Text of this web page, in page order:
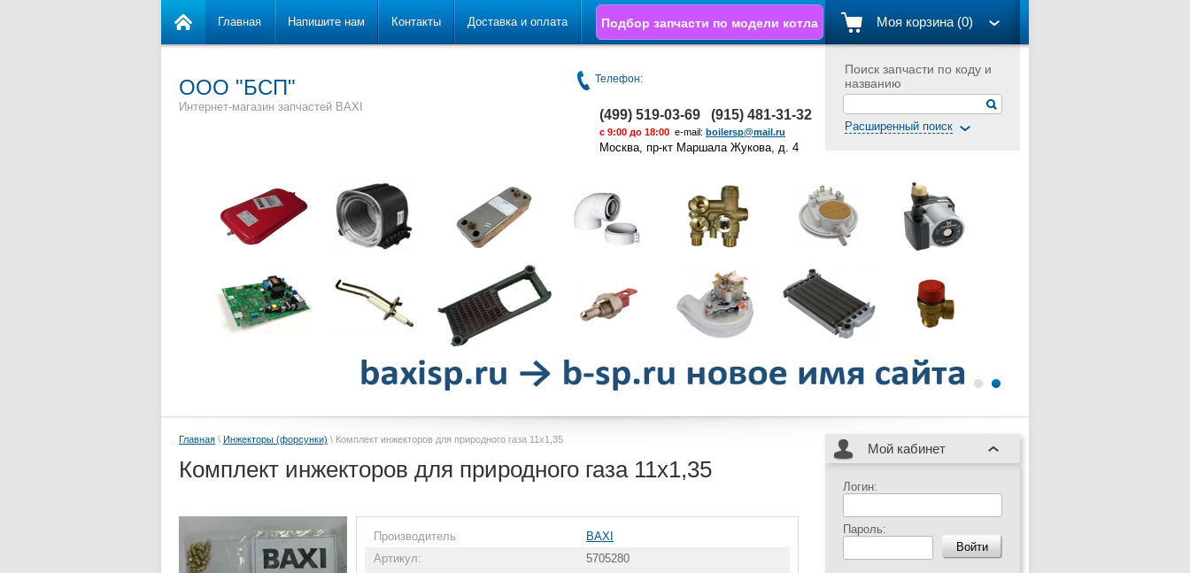
Поиск запчасти по коду и
названию
Расширенный поиск
ООО "БСП"
Интернет-магазин запчастей BAXI
Телефон:
(499) 519-03-69 (915) 481-31-32
с 9:00 до 18:00 e-mail: boilersp@mail.ru
Москва, пр-кт Маршала Жукова, д. 4
Подбор запчасти по модели котла Моя корзина (0)
Главная Напишите нам Контакты Доставка и оплата
Главная \ Инжекторы (форсунки) \ Комплект инжекторов для природного газа 11х1,35
Комплект инжекторов для природного газа 11х1,35
Производитель
BAXI
Артикул:
5705280
Мой кабинет
Логин:
Пароль: